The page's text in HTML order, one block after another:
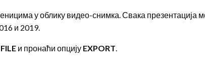
у облику видео-снимка. Свака презентација
и 2019.
FILE и пронаћи опцију EXPORT.